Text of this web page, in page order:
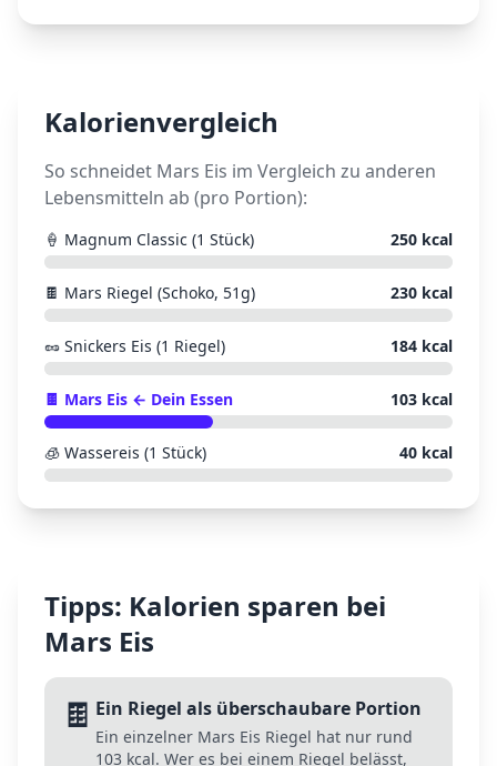
Kalorienvergleich
So schneidet Mars Eis im Vergleich zu anderen
Lebensmitteln ab (pro Portion):
🍦 Magnum Classic (1 Stück) 250 kcal
🍫 Mars Riegel (Schoko, 51g) 230 kcal
🥜 Snickers Eis (1 Riegel) 184 kcal
🍫 Mars Eis ← Dein Essen 103 kcal
🧊 Wassereis (1 Stück) 40 kcal
Tipps: Kalorien sparen bei
Mars Eis
🍫 Ein Riegel als überschaubare Portion
Ein einzelner Mars Eis Riegel hat nur rund
103 kcal. Wer es bei einem Riegel belässt,